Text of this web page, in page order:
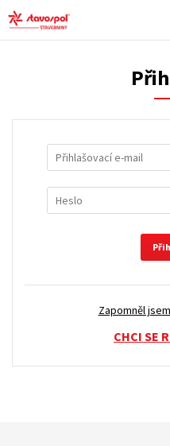
Zapomněl
CHCI SE